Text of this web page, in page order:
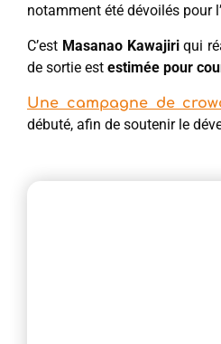
notamment été dévoilés pour
C’est Masanao Kawajiriqui
de sortie est estimée pour
Une campagne de
débuté, afin de soutenir le